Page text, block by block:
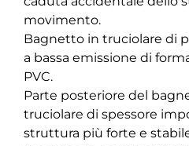
movimento.
Bagnetto in truciolare di
a bassa emissione di
PVC.
Parte posteriore del
truciolare di spessore
struttura più forte e